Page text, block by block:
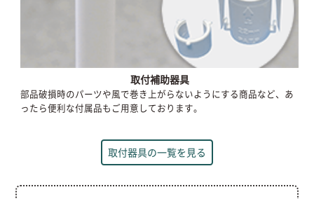
取付補助器具
部品破損時のパーツや風で巻き上がらないようにする商品など、あ
ったら便利な付属品もご用意しております。
取付器具の一覧を見る